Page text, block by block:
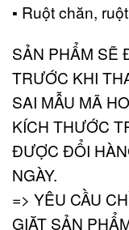
▪️ Ruột chăn,
SẢN PHẨM SẼ
TRƯỚC KHI
SAI MẪU MÃ
KÍCH THƯỚC
ĐƯỢC ĐỔI
NGÀY.
=> YÊU CẦU
GIẶT SẢN